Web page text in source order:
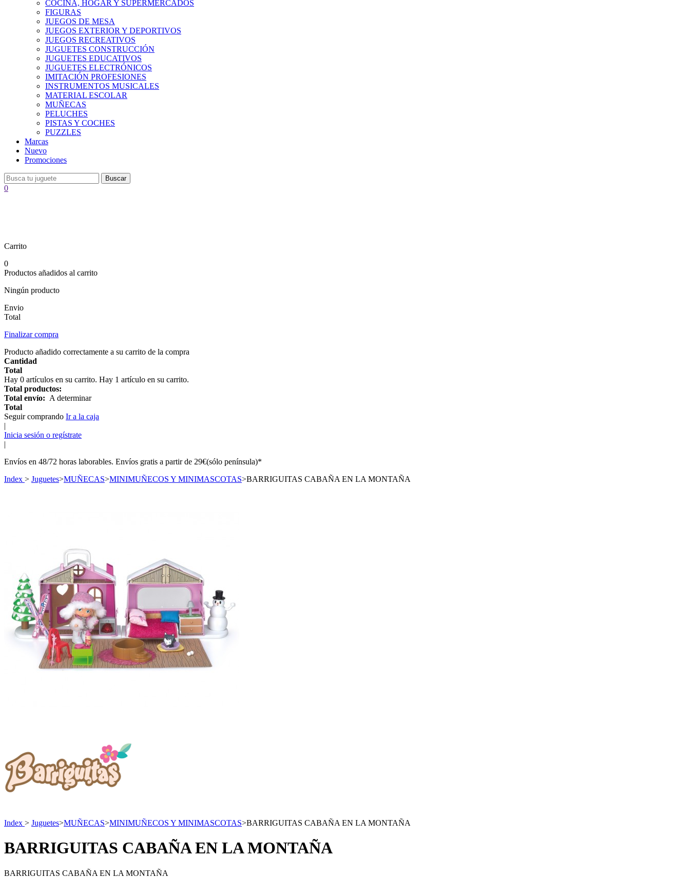
COCINA, HOGAR Y SUPERMERCADOS
FIGURAS
JUEGOS DE MESA
JUEGOS EXTERIOR Y DEPORTIVOS
JUEGOS RECREATIVOS
JUGUETES CONSTRUCCIÓN
JUGUETES EDUCATIVOS
JUGUETES ELECTRÓNICOS
IMITACIÓN PROFESIONES
INSTRUMENTOS MUSICALES
MATERIAL ESCOLAR
MUÑECAS
PELUCHES
PISTAS Y COCHES
PUZZLES
Marcas
Nuevo
Promociones
Buscar
0
Carrito
0
Productos añadidos al carrito
Ningún producto
Envio
Total
Finalizar compra
Producto añadido correctamente a su carrito de la compra
Cantidad
Total
Hay 0 artículos en su carrito. Hay 1 artículo en su carrito.
Total productos:
Total envío: A determinar
Total
Seguir comprando Ir a la caja
|
Inicia sesión o regístrate
|
Envíos en 48/72 horas laborables. Envíos gratis a partir de 29€(sólo península)*
Index > Juguetes>MUÑECAS>MINIMUÑECOS Y MINIMASCOTAS>BARRIGUITAS CABAÑA EN LA MONTAÑA
Index > Juguetes>MUÑECAS>MINIMUÑECOS Y MINIMASCOTAS>BARRIGUITAS CABAÑA EN LA MONTAÑA
BARRIGUITAS CABAÑA EN LA MONTAÑA
BARRIGUITAS CABAÑA EN LA MONTAÑA